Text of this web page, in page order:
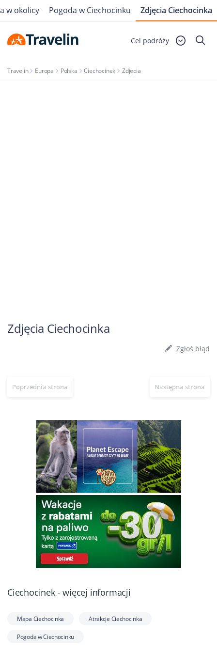
Cel podróży
Travelin Europa Polska Ciechocinek Zdjęcia
w okolicy Pogoda w Ciechocinku Zdjęcia Ciechocinka
Zdjęcia Ciechocinka
Zgłoś błąd
Poprzednia strona Następna strona
Ciechocinek - więcej informacji
Mapa Ciechocinka Atrakcje Ciechocinka
Pogoda w Ciechocinku